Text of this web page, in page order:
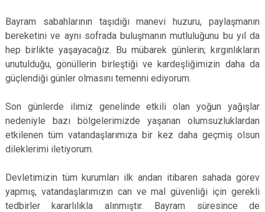
Bayram sabahlarının taşıdığı manevi huzuru, paylaşmanın
bereketini ve aynı sofrada buluşmanın mutluluğunu bu yıl da
hep birlikte yaşayacağız. Bu mübarek günlerin; kırgınlıkların
unutulduğu, gönüllerin birleştiği ve kardeşliğimizin daha da
güçlendiği günler olmasını temenni ediyorum.
Son günlerde ilimiz genelinde etkili olan yoğun yağışlar
nedeniyle bazı bölgelerimizde yaşanan olumsuzluklardan
etkilenen tüm vatandaşlarımıza bir kez daha geçmiş olsun
dileklerimi iletiyorum.
Devletimizin tüm kurumları ilk andan itibaren sahada görev
yapmış, vatandaşlarımızın can ve mal güvenliği için gerekli
tedbirler kararlılıkla alınmıştır. Bayram süresince de